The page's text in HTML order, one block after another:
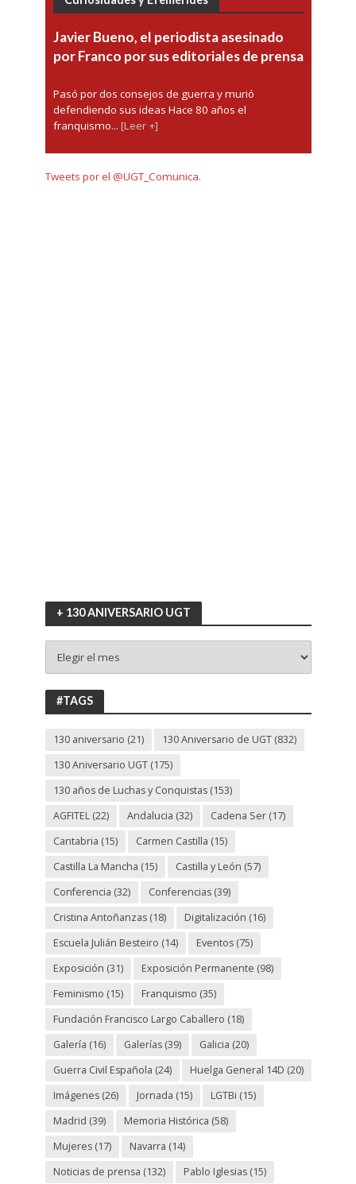
Javier Bueno, el periodista asesinado
por Franco por sus editoriales de prensa
Pasó por dos consejos de guerra y murió
defendiendo sus ideas Hace 80 años el
franquismo... [Leer +]
Tweets por el @UGT_Comunica.
+ 130 ANIVERSARIO UGT
130
ANIVERSARIO
UGT
#TAGS
130 aniversario (21) 130 Aniversario de UGT(832)
130 Aniversario UGT(175)
130 años de Luchas y Conquistas(153)
AGFITEL(22) Andalucia (32) Cadena Ser(17)
Cantabria (15) Carmen Castilla (15)
Castilla La Mancha (15) Castilla y León (57)
Conferencia (32) Conferencias(39)
Cristina Antoñanzas(18) Digitalización (16)
Escuela Julián Besteiro (14) Eventos(75)
Exposición (31) Exposición Permanente (98)
Feminismo (15) Franquismo (35)
Fundación Francisco Largo Caballero (18)
Galería (16) Galerías(39) Galicia (20)
Guerra Civil Española (24) Huelga General 14D (20)
Imágenes(26) Jornada (15) LGTBi (15)
Madrid (39) Memoria Histórica (58)
Mujeres(17) Navarra (14)
Noticias de prensa (132) Pablo Iglesias(15)